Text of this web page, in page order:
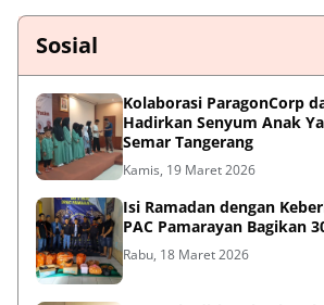
Sosial
Kolaborasi ParagonCorp
Hadirkan Senyum Anak
Semar Tangerang
Kamis, 19 Maret 2026
Isi Ramadan dengan
PAC Pamarayan Bagikan
Rabu, 18 Maret 2026